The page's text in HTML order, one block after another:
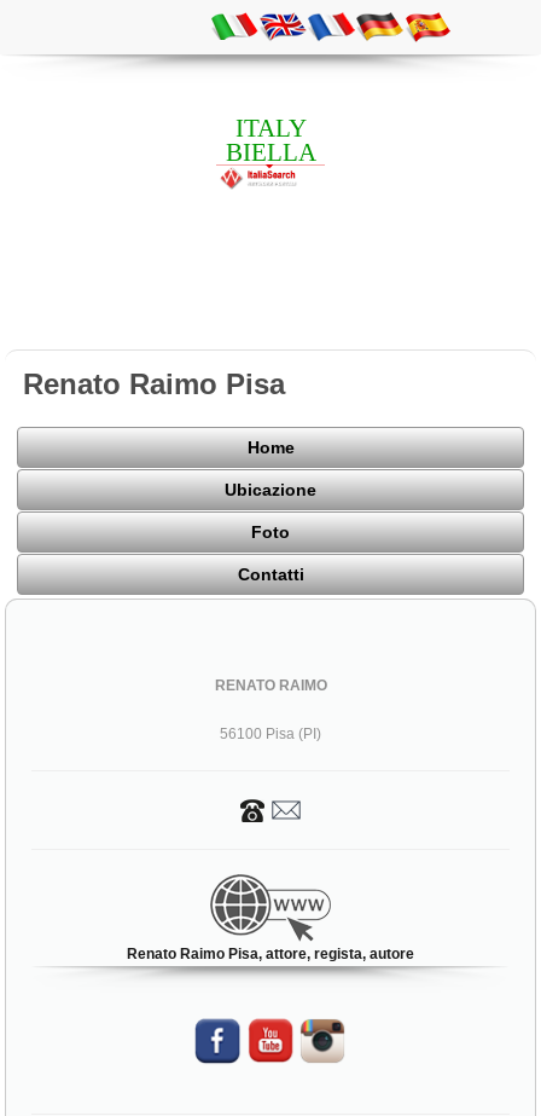
ITALY
BIELLA
Renato Raimo Pisa
Home
Ubicazione
Foto
Contatti
RENATO RAIMO
56100 Pisa (PI)
Renato Raimo Pisa, attore, regista, autore